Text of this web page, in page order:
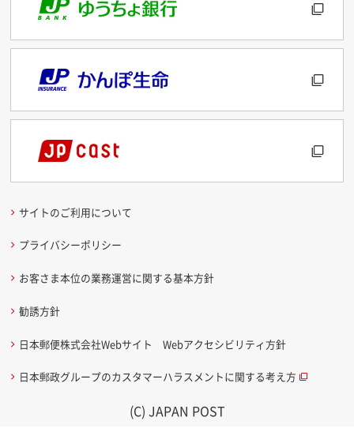
サイトのご利用について
プライバシーポリシー
お客さま本位の業務運営に関する基本方針
勧誘方針
日本郵便株式会社Webサイト Webアクセシビリティ方針
日本郵政グループのカスタマーハラスメントに関する考え方
(C) JAPAN POST